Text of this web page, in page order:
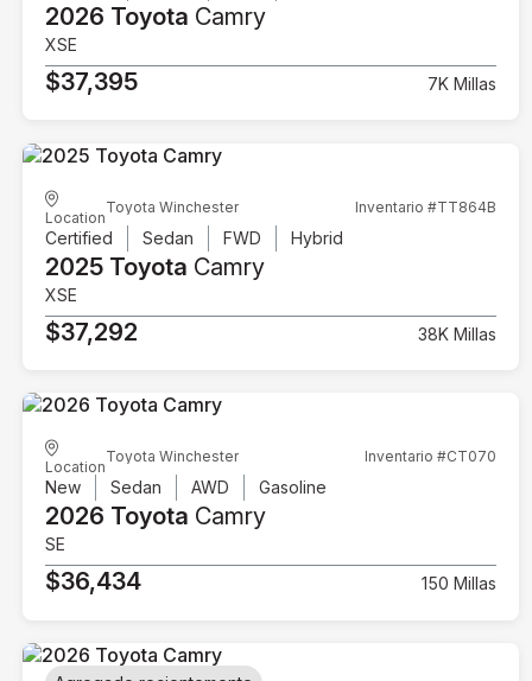
2026 Toyota Camry
XSE
$37,395 7K Millas
Location
Toyota Winchester Inventario #TT864B
Certified Sedan FWD Hybrid
2025 Toyota Camry
XSE
$37,292 38K Millas
Location
Toyota Winchester Inventario #CT070
New Sedan AWD Gasoline
2026 Toyota Camry
SE
$36,434 150 Millas